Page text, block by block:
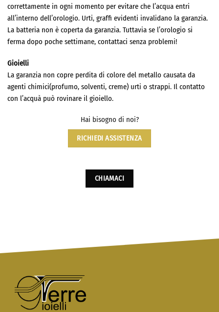
correttamente in ogni momento per evitare che l’acqua entri
all’interno dell’orologio. Urti, graffi evidenti invalidano la garanzia.
La batteria non è coperta da garanzia. Tuttavia se l’orologio si
ferma dopo poche settimane, contattaci senza problemi!
Gioielli
La garanzia non copre perdita di colore del metallo causata da
agenti chimici(profumo, solventi, creme) urti o strappi. Il contatto
con l’acquà può rovinare il gioiello.
Hai bisogno di noi?
RICHIEDI ASSISTENZA
CHIAMACI